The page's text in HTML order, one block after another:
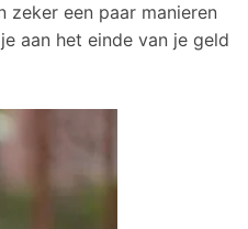
zeker een paar manieren
aan het einde van je geld